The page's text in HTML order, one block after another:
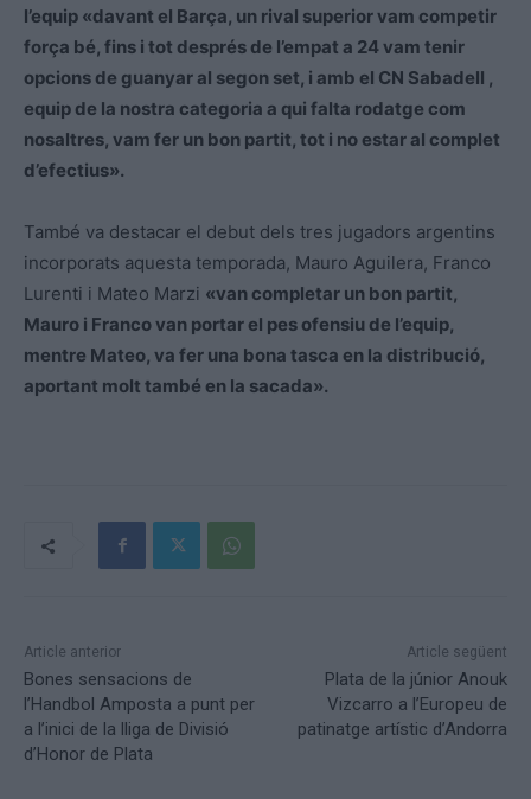
l’equip «davant el Barça, un rival superior vam competir
força bé, fins i tot després de l’empat a 24 vam tenir
opcions de guanyar al segon set, i amb el CN Sabadell ,
equip de la nostra categoria a qui falta rodatge com
nosaltres, vam fer un bon partit, tot i no estar al complet
d’efectius».
També va destacar el debut dels tres jugadors argentins
incorporats aquesta temporada, Mauro Aguilera, Franco
Lurenti i Mateo Marzi «van completar un bon partit,
Mauro i Franco van portar el pes ofensiu de l’equip,
mentre Mateo, va fer una bona tasca en la distribució,
aportant molt també en la sacada».
Article anterior
Bones sensacions de
l’Handbol Amposta a punt per
a l’inici de la lliga de Divisió
d’Honor de Plata
Article següent
Plata de la júnior Anouk
Vizcarro a l’Europeu de
patinatge artístic d’Andorra